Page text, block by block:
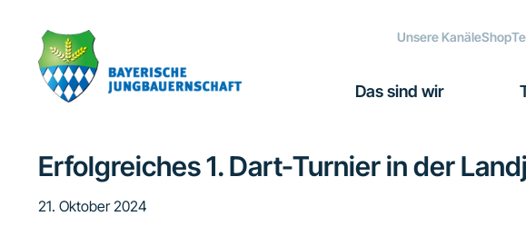
Hauptnavigation
springen
springen
Fußzeile
springen
Unsere KanäleShop
Das sind wir
Erfolgreiches 1. Dart-Turnier in der
21. Oktober 2024